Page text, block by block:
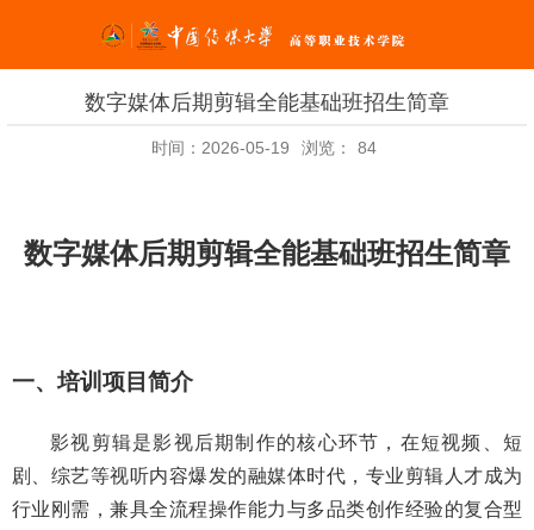
数字媒体后期剪辑全能基础班招生简章
时间：2026-05-19 浏览： 84
数字媒体后期剪辑全能基础班招生简章
一、培训项目简介
影视剪辑是影视后期制作的核心环节，在短视频、短
剧、综艺等视听内容爆发的融媒体时代，专业剪辑人才成为
行业刚需，兼具全流程操作能力与多品类创作经验的复合型